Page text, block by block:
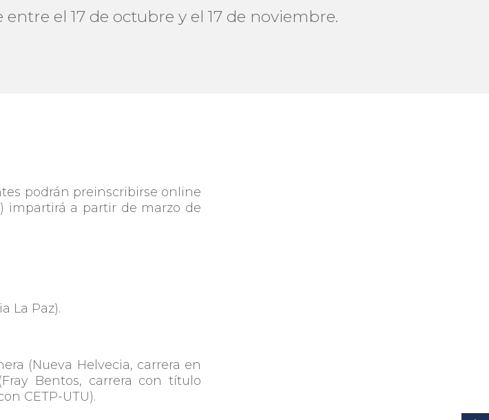
el 17 de octubre y el 17 de noviembre.
podrán preinscribirse online
impartirá a partir de marzo de
La Paz).
(Nueva Helvecia, carrera en
Bentos, carrera con título
CETP-UTU).